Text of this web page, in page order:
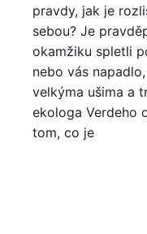
pravdy, jak je
sebou? Je
okamžiku spletli
nebo vás
velkýma ušima a
ekologa Verdeho
tom, co je